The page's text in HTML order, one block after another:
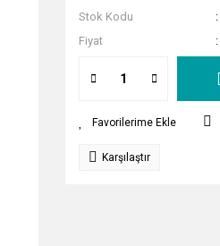
Stok Kodu
Fiyat
Karşılaştır